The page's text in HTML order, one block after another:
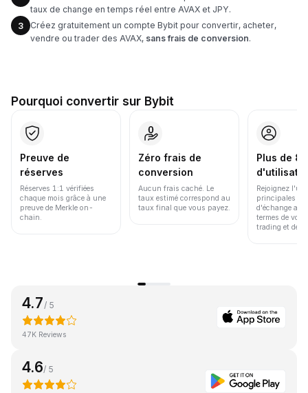
taux de change en temps réel entre AVAX et JPY.
3
Créez gratuitement un compte Bybit pour convertir, acheter,
vendre ou trader des AVAX, sans frais de conversion.
Pourquoi convertir sur Bybit
Preuve de
réserves
Réserves 1:1 vérifiées
chaque mois grâce à une
preuve de Merkle on-
chain.
Zéro frais de
conversion
Aucun frais caché. Le
taux estimé correspond au
taux final que vous payez.
Plus de
Rejoignez
principales
d'échange au
termes de
trading et de
4.7 / 5
47K Reviews
4.6/ 5